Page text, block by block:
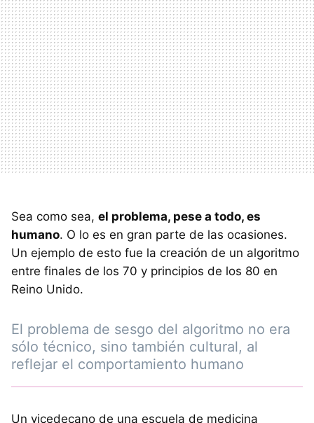
Sea como sea, el problema, pese a todo, es
humano. O lo es en gran parte de las ocasiones.
Un ejemplo de esto fue la creación de un algoritmo
entre finales de los 70 y principios de los 80 en
Reino Unido.
El problema de sesgo del algoritmo no era
sólo técnico, sino también cultural, al
reflejar el comportamiento humano
Un vicedecano de una escuela de medicina